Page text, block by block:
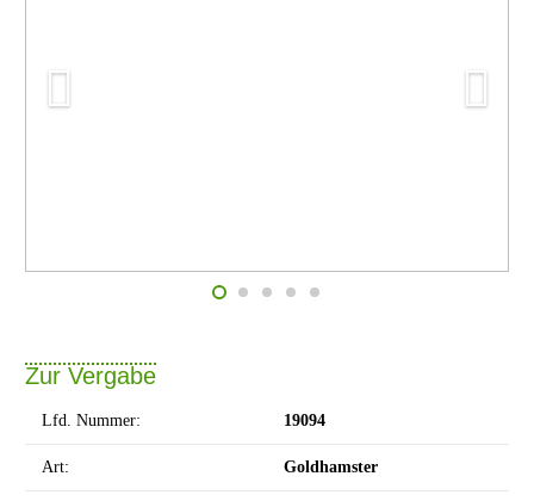
Zur Vergabe
Lfd. Nummer: 19094
Art: Goldhamster